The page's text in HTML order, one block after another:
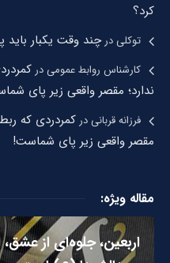
کرد؟
توکلیدرچند وقت یکبار باید
کارشناس روابط عمومیدر
ندارد؛ مقصر واقعی زیر پای
فرزانه قربانیدر کمردردی که
مقصر واقعی زیر پای شماست!
مقاله ویژه:
اربعین، جلوه‌ای از